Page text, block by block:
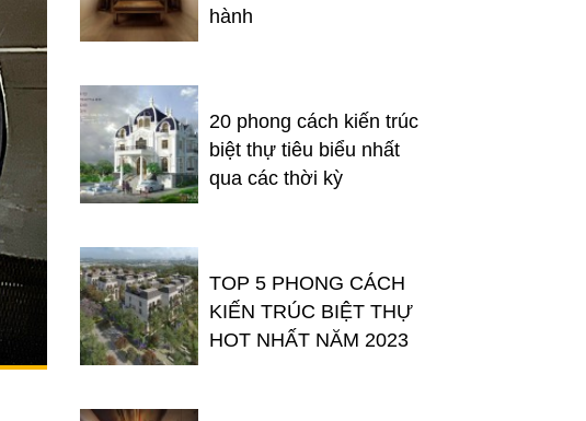
hành
20 phong cách kiến trúc
biệt thự tiêu biểu nhất
qua các thời kỳ
TOP 5 PHONG CÁCH
KIẾN TRÚC BIỆT THỰ
HOT NHẤT NĂM 2023